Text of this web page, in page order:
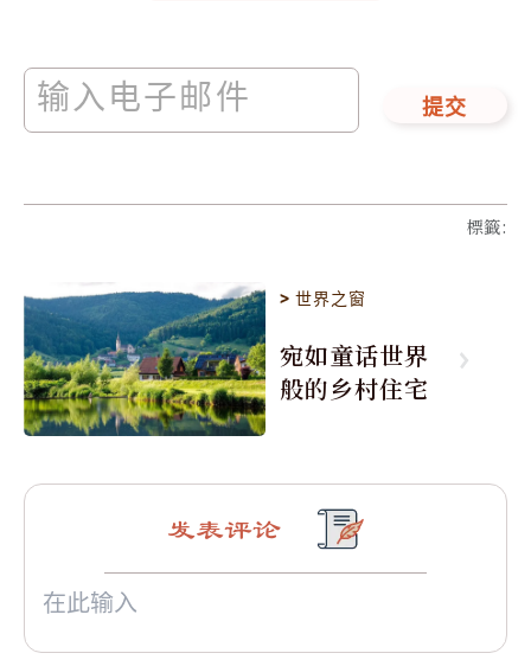
提交
標籤:
>世界之窗
宛如童话世界
般的乡村住宅
发表评论